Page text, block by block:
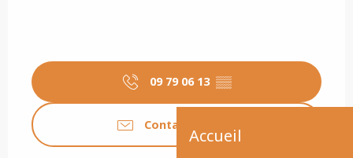
Accueil
09 79 06 13 ▒▒
Contactez-nous